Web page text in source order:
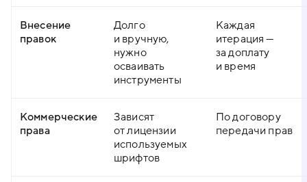
Внесение
правок
Долго
и вручную,
нужно
осваивать
инструменты
Каждая
итерация —
за доплату
и время
Коммерческие
права
Зависят
от лицензии
используемых
шрифтов
По договору
передачи прав